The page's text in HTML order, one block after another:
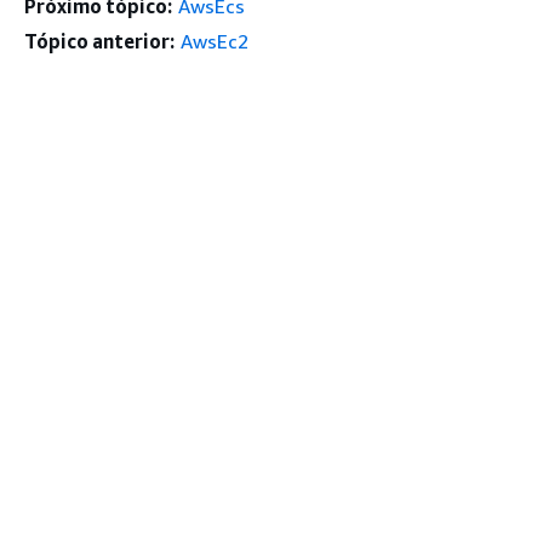
Próximo tópico: AwsEcs
Tópico anterior: AwsEc2